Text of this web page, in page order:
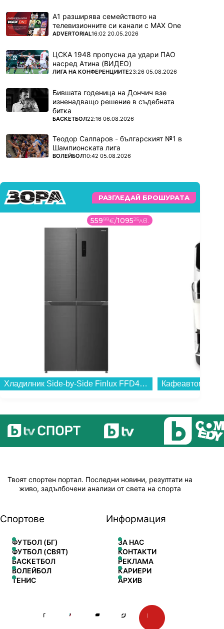
А1 разширява семейството на
телевизионните си канали с MAX One
ПОВЕЧЕ ОТ
ADVERTORIAL16:02 20.05.2026
ЦСКА 1948 пропусна да удари ПАО
насред Атина (ВИДЕО)
ПОВЕЧЕ ОТ
ЛИГА НА КОНФЕРЕНЦИИТЕ23:26 05.08.2026
Бившата годеница на Дончич взе
изненадващо решение в съдебната
битка
ПОВЕЧЕ ОТ
БАСКЕТБОЛ22:16 06.08.2026
Теодор Салпаров - българският №1 в
Шампионската лига
ПОВЕЧЕ ОТ
ВОЛЕЙБОЛ10:42 05.08.2026
РАЗГЛЕДАЙ БРОШУРАТА
55999€/109525лв.
Хладилник Side-by-Side Finlux FFD448IX , 362 l, E , No Frost , Инокс...
Твоят спортен портал. Последни новини, резултати на
живо, задълбочени анализи от света на спорта
Спортове
ФУТБОЛ (БГ)
ФУТБОЛ (СВЯТ)
БАСКЕТБОЛ
ВОЛЕЙБОЛ
ТЕНИС
Информация
ЗА НАС
КОНТАКТИ
РЕКЛАМА
КАРИЕРИ
АРХИВ